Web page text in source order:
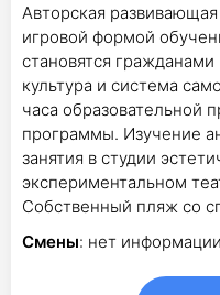
Авторская
игровой формой
становятся
культура и система
часа образовательной
программы. Изучение
занятия в студии
экспериментальном
Собственный пляж со
Смены: нет